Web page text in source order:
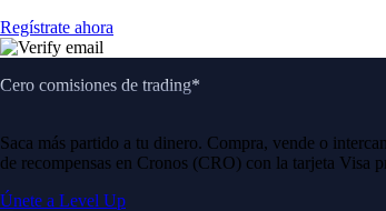
Regístrate ahora
Cero comisiones de trading*
Saca más partido a tu dinero. Compra, vende o
de recompensas en Cronos (CRO) con la tarjeta Visa
Únete a Level Up